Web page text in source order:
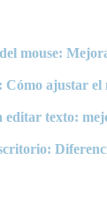
mouse:
ajustar el
editar texto: